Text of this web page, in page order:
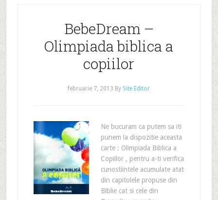
BebeDream –
Olimpiada biblica a
copiilor
februarie 7, 2013 By Site Editor
Ne bucuram ca putem sa iti
punem la dispozitie aceasta
carte : Olimpiada Biblica a
Copiilor , pentru a-ti verifica
cunostiintele acumulate atat
din capitolele propuse din
Biblie cat si cele din